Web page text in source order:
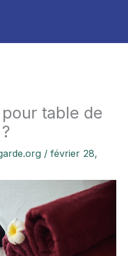
table de
/ février 28,